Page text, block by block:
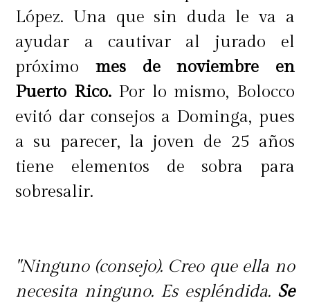
López. Una que sin duda le va a
ayudar a cautivar al jurado el
próximo mes de noviembre en
Puerto Rico.Por lo mismo, Bolocco
evitó dar consejos a Dominga, pues
a su parecer, la joven de 25 años
tiene elementos de sobra para
sobresalir.
"Ninguno (consejo). Creo que ella no
necesita ninguno. Es espléndida. Se